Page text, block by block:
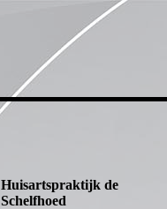
Huisartspraktijk de
Schelfhoed